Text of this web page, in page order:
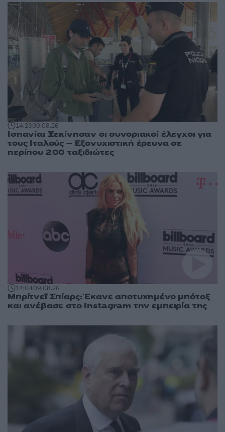
14:2309.08.26
Ισπανία: Ξεκίνησαν οι συνοριακοί έλεγχοι για
τους Ιταλούς – Εξονυχιστική έρευνα σε
περίπου 200 ταξιδιώτες
14:0409.08.26
Μπρίτνεϊ Σπίαρς: Έκανε αποτυχημένο μπότοξ
και ανέβασε στο Instagram την εμπειρία της